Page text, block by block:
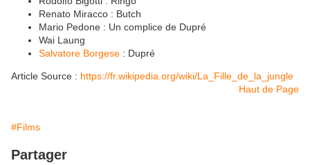
Renato Miracco : Butch
Mario Pedone : Un complice de Dupré
Wai Laung
Salvatore Borgese : Dupré
Article Source : https://fr.wikipedia.org/wiki/La_Fille_de_la_jungle
Haut de Page
#Films
Partager